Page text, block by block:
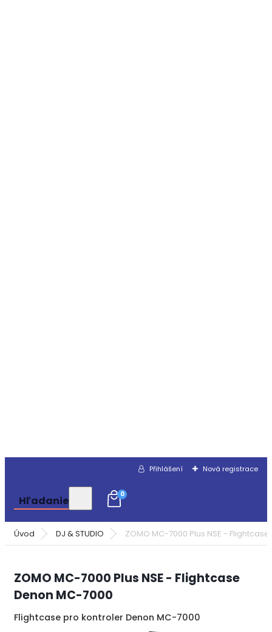
Přihlášení Nová registrace
Hľadanie 0
Úvod DJ & STUDIO ZOMO MC-7000 Plus NSE -
ZOMO MC-7000 Plus NSE - Flightcase
Denon MC-7000
Flightcase pro kontroler Denon MC-7000